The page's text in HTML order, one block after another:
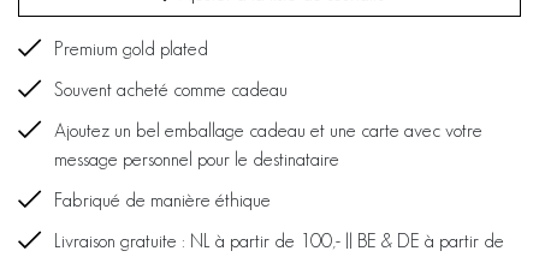
Premium gold plated
Souvent acheté comme cadeau
Ajoutez un bel emballage cadeau et une carte avec votre
message personnel pour le destinataire
Fabriqué de manière éthique
Livraison gratuite : NL à partir de 100,- || BE & DE à partir de